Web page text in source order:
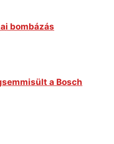
bombázás
a Bosch